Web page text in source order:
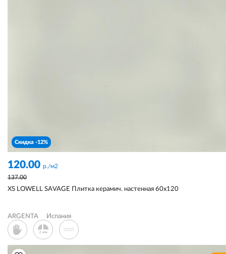
Скидка -12%
120.00 р./м2
137.00
XS LOWELL SAVAGE Плитка керамич. настенная 60х120
ARGENTA Испания